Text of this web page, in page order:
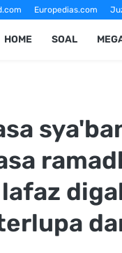
Europedias.com
HOME SOAL